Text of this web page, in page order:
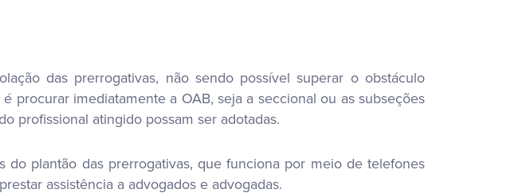
das prerrogativas, não sendo possível superar o obstáculo
procurar imediatamente a OAB, seja a seccional ou as subseções
profissional atingido possam ser adotadas.
plantão das prerrogativas, que funciona por meio de telefones
assistência a advogados e advogadas.